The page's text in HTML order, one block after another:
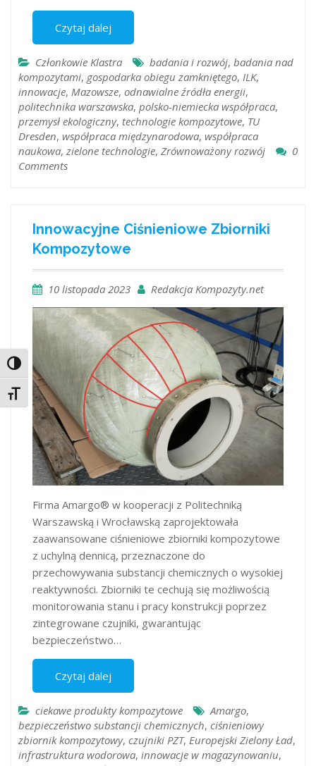
Toggle High Contrast
Toggle Font size
Czytaj dalej
Członkowie Klastra badania i rozwój, badania nad
kompozytami, gospodarka obiegu zamkniętego, ILK,
innowacje, Mazowsze, odnawialne źródła energii,
politechnika warszawska, polsko-niemiecka współpraca,
przemysł ekologiczny, technologie kompozytowe, TU
Dresden, współpraca międzynarodowa, współpraca
naukowa, zielone technologie, Zrównoważony rozwój
0
Comments
Innowacyjne Ciśnieniowe Zbiorniki
Kompozytowe
10 listopada 2023 Redakcja Kompozyty.net
Firma Amargo® w kooperacji z Politechniką
Warszawską i Wrocławską zaprojektowała
zaawansowane ciśnieniowe zbiorniki kompozytowe
z uchylną dennicą, przeznaczone do
przechowywania substancji chemicznych o wysokiej
reaktywności. Zbiorniki te cechują się możliwością
monitorowania stanu i pracy konstrukcji poprzez
zintegrowane czujniki, gwarantując
bezpieczeństwo…
Czytaj dalej
ciekawe produkty kompozytowe Amargo,
bezpieczeństwo substancji chemicznych, ciśnieniowy
zbiornik kompozytowy, czujniki PZT, Europejski Zielony Ład,
infrastruktura wodorowa, innowacje w magazynowaniu,